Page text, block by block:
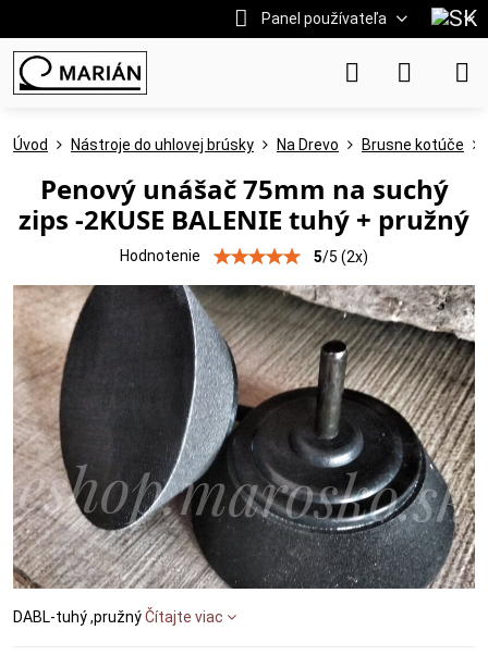
Panel používateľa
Úvod Nástroje do uhlovej brúsky Na Drevo Brusne kotúče
Penový unášač 75mm na suchý
zips -2KUSE BALENIE tuhý + pružný
Hodnotenie 5/5 (2x)
DABL-tuhý ,pružnýČítajte viac